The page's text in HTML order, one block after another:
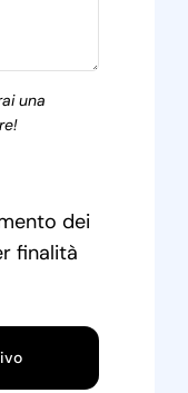
una
dei
finalità